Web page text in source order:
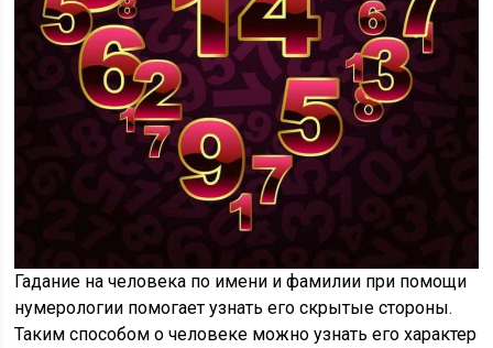
Гадание на человека по имени и фамилии при помощи
нумерологии помогает узнать его скрытые стороны.
Таким способом о человеке можно узнать его характер